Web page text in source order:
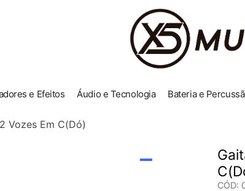
e Efeitos Áudio e Tecnologia Bateria e
Vozes Em C(Dó)
CÓD: